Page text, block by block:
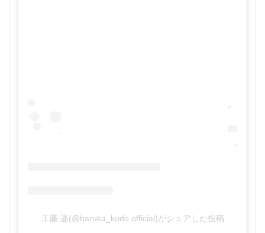
工藤 遥(@haruka_kudo.official)がシェアした投稿